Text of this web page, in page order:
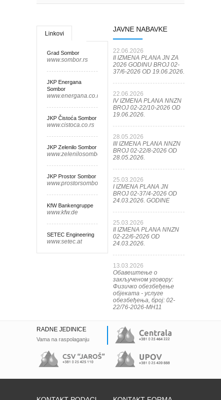
Linkovi
Grad Sombor
www.sombor.rs
JKP Energana
Sombor
www.energana.co.rs
JKP Čistoća Sombor
www.cistoca.co.rs
JKP Zelenilo Sombor
www.zelenilosombor.co.rs
JKP Prostor Sombor
www.prostorsombor.rs
KfW Bankengruppe
www.kfw.de
SETEC Engineering
www.setec.at
JAVNE NABAVKE
22.06.2026
II IZMENA PLANA JN ZA
2026 GODINU BROJ 02-
37/6-2026 OD 19.06.2026.
22.06.2026
IV IZMENA PLANA NNZN
BROJ 02-22/10-2026 OD
19.06.2026.
28.05.2026
III IZMENA PLANA NNZN
BROJ 02-22/8-2026 OD
28.05.2026.
25.03.2026
I IZMENA PLANA JN
BROJ 02-37/4-2026 OD
24.03.2026. GODINE
25.03.2026
II IZMENA PLANA NNZN
02-22/6-2026 OD
24.03.2026.
13.03.2026
Обавештење о
закљученом уговору:
Физичко обезбеђење
објеката - услуге
обезбеђења, број: 02-
22/76-2026-МН11
RADNE JEDINICE
Vama na raspolaganju